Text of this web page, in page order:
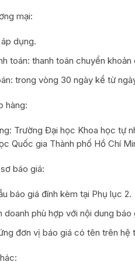
mại:
dụng.
toán: thanh toán chuyển khoản
trong vòng 30 ngày kể từ
hàng:
Trường Đại học Khoa học tự
Quốc gia Thành phố Hồ Chí
báo giá:
báo giá đính kèm tại Phụ lục 2.
doanh phù hợp với nội dung báo
đơn vị báo giá có tên trên hệ